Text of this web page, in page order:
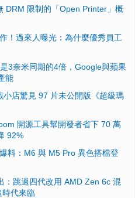
DRM 限制的「Open Printer」概
！過來人曝光：為什麼優秀員工
3奈米同期的4倍，Google與蘋果
能
店驚見 97 片未公開版《超級瑪
開源工具幫開發者省下 70 萬
92%
料：M6 與 M5 Pro 異色搭檔登
：跳過四代改用 AMD Zen 6c 混
時代來臨